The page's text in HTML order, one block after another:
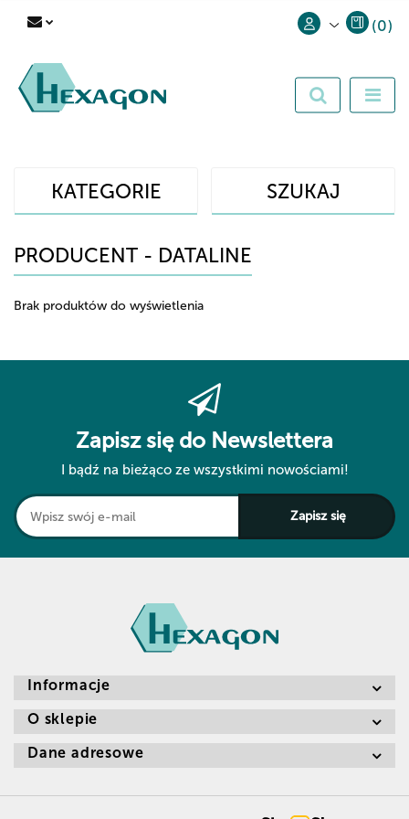
Zarejestruj się
(0)
KATEGORIE SZUKAJ
PRODUCENT - DATALINE
Brak produktów do wyświetlenia
Zapisz się do Newslettera
I bądź na bieżąco ze wszystkimi nowościami!
Dane adresowe
Informacje
O sklepie